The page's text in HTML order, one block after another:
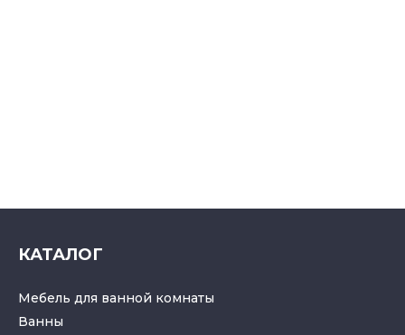
КАТАЛОГ
Мебель для ванной комнаты
Ванны